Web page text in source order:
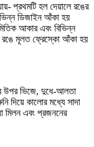
প্রথমটি হল দেয়ালে রঙের
ডিজাইন আঁকা হয়
আকার এবং বিভিন্ন
রঙে মূলত ফ্রেস্কো আঁকা হয়
উপর ভিজে, দুধে-আলতা
দিয়ে কালোর মধ্যে সাদা
মিলন এবং প্রজননের